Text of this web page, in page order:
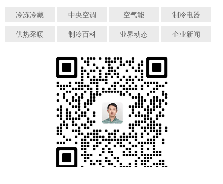
冷冻冷藏 中央空调 空气能
制冷电器
供热采暖
制冷百科 业界动态 企业新闻